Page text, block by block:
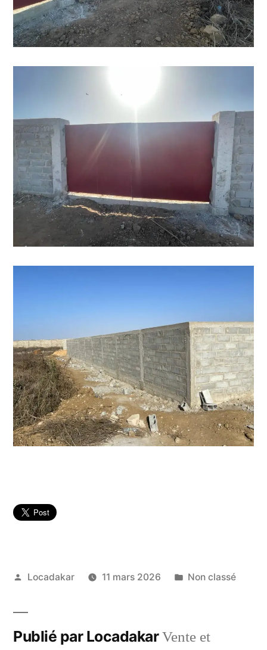
Publié
Locadakar 11 mars 2026
Publié
Non classé
Publié par LocadakarVente et